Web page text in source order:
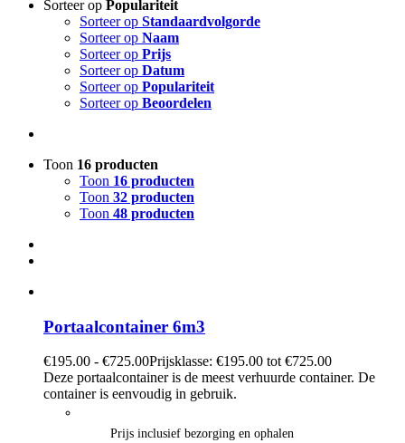
Sorteer op Populariteit
Sorteer op Standaardvolgorde
Sorteer op Naam
Sorteer op Prijs
Sorteer op Datum
Sorteer op Populariteit
Sorteer op Beoordelen
Toon 16 producten
Toon 16 producten
Toon 32 producten
Toon 48 producten
Portaalcontainer 6m3
€195.00 - €725.00Prijsklasse: €195.00 tot €725.00
Deze portaalcontainer is de meest verhuurde container. De
container is eenvoudig in gebruik.
Prijs inclusief bezorging en ophalen